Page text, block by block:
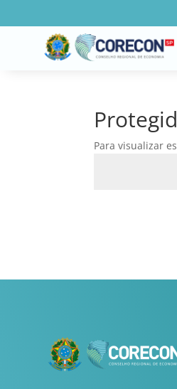
Para visualizar